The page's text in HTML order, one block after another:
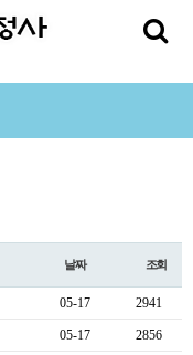
날짜 조회
05-17 2941
05-17 2856